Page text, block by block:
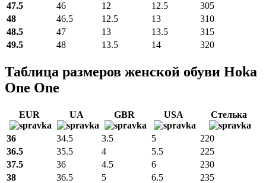
47.5
46 12 12.5
305
48
46.5 12.5 13
310
48.5
47 13 13.5
315
49.5
48 13.5 14 320
Таблица размеров женской обуви Hoka
One One
EUR UA GBR USA Стелька
36 34.5 3.5 5
220
36.5
35.5 4 5.5
225
37.5
36 4.5 6
230
38
36.5 5 6.5
235